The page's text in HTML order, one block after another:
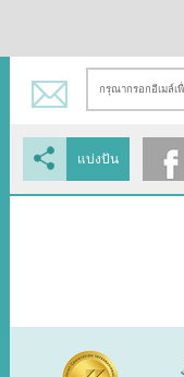
แบ่งปัน